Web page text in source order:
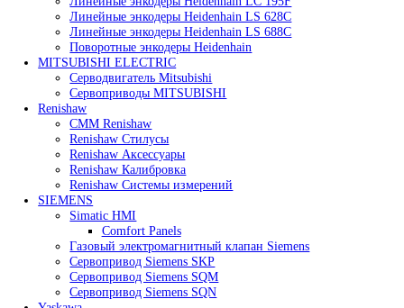
Heidenhain
Линейные энкодеры Heidenhain LC 185
Линейные энкодеры Heidenhain LC 195F
Линейные энкодеры Heidenhain LS 628C
Линейные энкодеры Heidenhain LS 688C
Поворотные энкодеры Heidenhain
MITSUBISHI ELECTRIC
Серводвигатель Mitsubishi
Сервоприводы MITSUBISHI
Renishaw
CMM Renishaw
Renishaw Cтилусы
Renishaw Аксессуары
Renishaw Калибровка
Renishaw Системы измерений
SIEMENS
Simatic HMI